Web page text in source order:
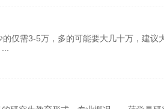
仅需3-5万，多的可能要大几十万，建议